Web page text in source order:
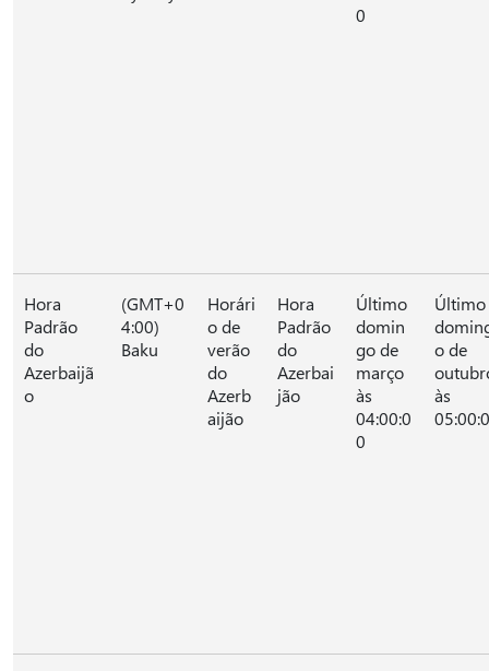
0
Hora
Padrão
do
Azerbaijã
o
(GMT+0
4:00)
Baku
Horári
o de
verão
do
Azerb
aijão
Hora
Padrão
do
Azerbai
jão
Último
domin
go de
março
às
04:00:0
0
Último
o de
às